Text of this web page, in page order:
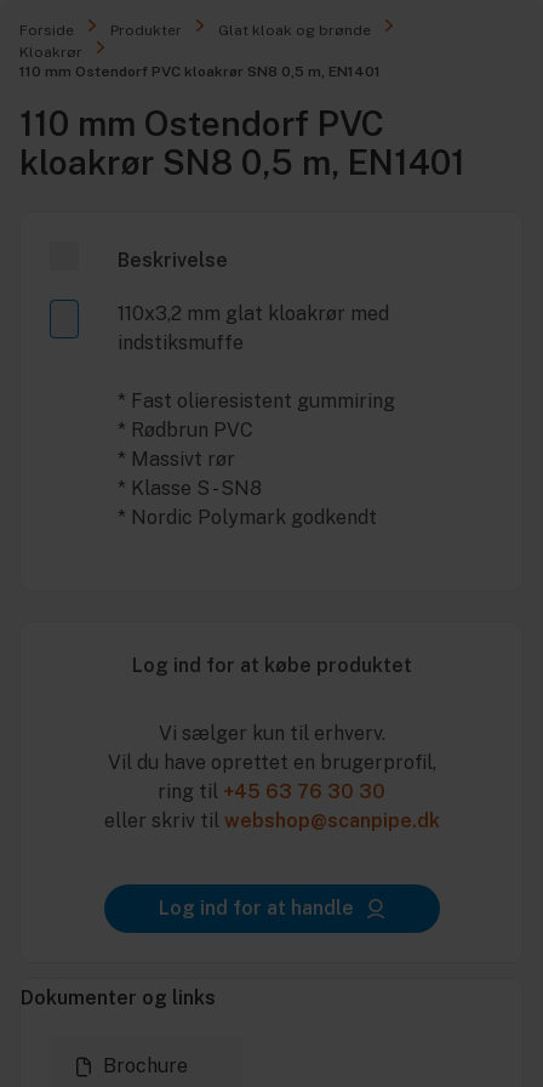
Forside Produkter
Glat kloak og brønde
Kloakrør
110 mm Ostendorf PVC kloakrør SN8 0,5 m, EN1401
110 mm Ostendorf PVC
kloakrør SN8 0,5 m, EN1401
Beskrivelse
110x3,2 mm glat kloakrør med
indstiksmuffe
* Fast olieresistent gummiring
* Rødbrun PVC
* Massivt rør
* Klasse S - SN8
* Nordic Polymark godkendt
Log ind for at købe produktet
Vi sælger kun til erhverv.
Vil du have oprettet en brugerprofil,
ring til +45 63 76 30 30
eller skriv til webshop@scanpipe.dk
Log ind for at handle
Dokumenter og links
Brochure